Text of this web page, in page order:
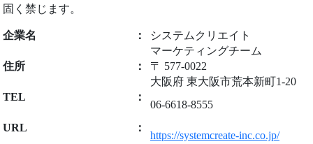
固く禁じます。
企業名 ：
システムクリエイト
マーケティングチーム
住所
：
〒 577-0022
大阪府 東大阪市荒本新町1-20
TEL
：
06-6618-8555
URL
：
https://systemcreate-inc.co.jp/